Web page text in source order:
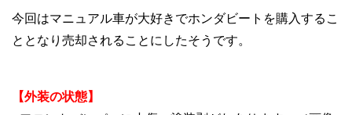
今回はマニュアル車が大好きでホンダビートを購入するこ
ととなり売却されることにしたそうです。
【外装の状態】